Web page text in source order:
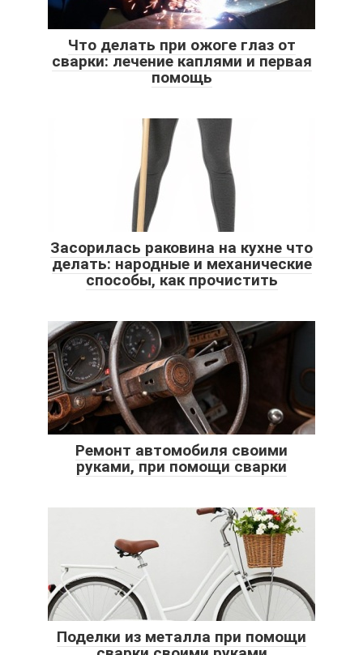
Что делать при ожоге глаз от
сварки: лечение каплями и первая
помощь
Засорилась раковина на кухне что
делать: народные и механические
способы, как прочистить
Ремонт автомобиля своими
руками, при помощи сварки
Поделки из металла при помощи